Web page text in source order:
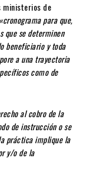
ministerios de
«cronograma para que,
que se determinen
beneficiario y toda
a una trayectoria
como de
al cobro de la
de instrucción o se
práctica implique la
y/o de la